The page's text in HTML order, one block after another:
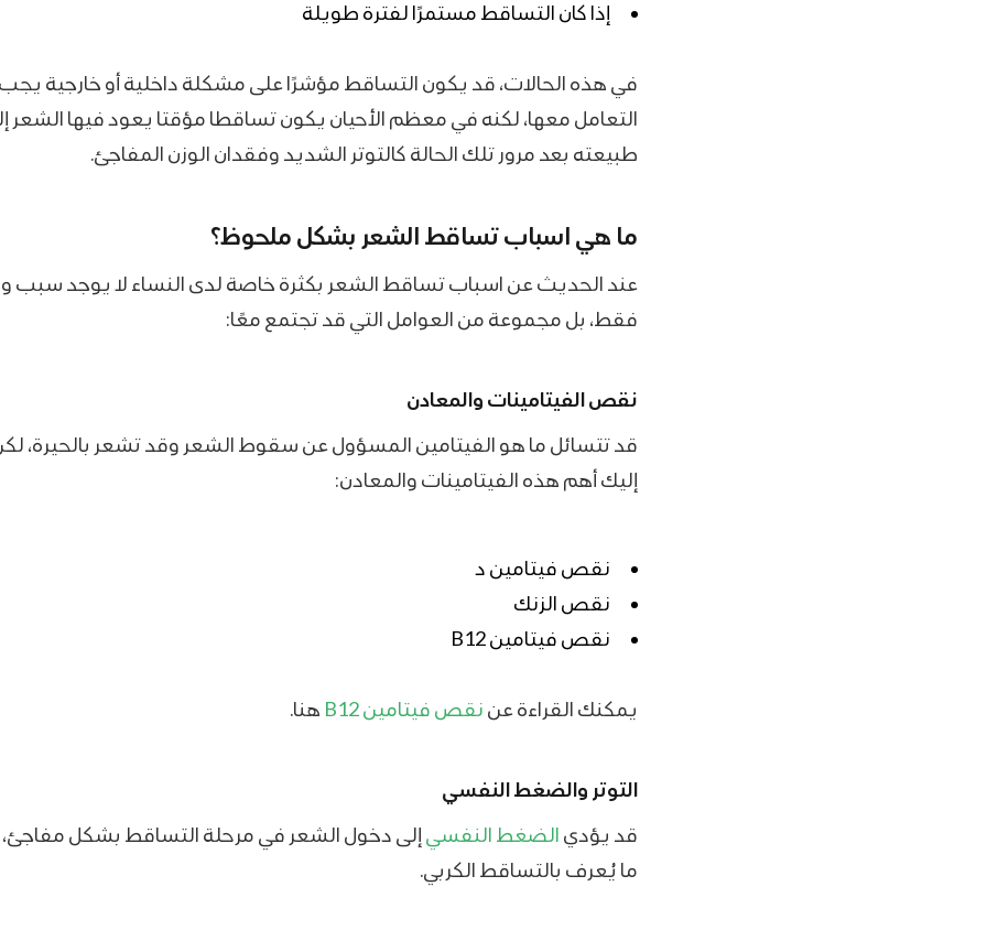
إذا كان التساقط مستمرًا لفترة طويلة
في هذه الحالات، قد يكون التساقط مؤشرًا على مشكلة داخلية أو خارجية
التعامل معها، لكنه في معظم الأحيان يكون تساقطا مؤقتا يعود فيها الشعر
طبيعته بعد مرور تلك الحالة كالتوتر الشديد وفقدان الوزن المفاجئ.
ما هي اسباب تساقط الشعر بشكل ملحوظ؟
عند الحديث عن اسباب تساقط الشعر بكثرة خاصة لدى النساء لا يوجد سبب
فقط، بل مجموعة من العوامل التي قد تجتمع معًا:
نقص الفيتامينات والمعادن
قد تتسائل ما هو الفيتامين المسؤول عن سقوط الشعر وقد تشعر بالحيرة،
إليك أهم هذه الفيتامينات والمعادن:
نقص فيتامين د
نقص الزنك
نقص فيتامين B12
يمكنك القراءة عن نقص فيتامين B12 هنا.
التوتر والضغط النفسي
قد يؤدي الضغط النفسي إلى دخول الشعر في مرحلة التساقط بشكل
ما يُعرف بالتساقط الكربي.